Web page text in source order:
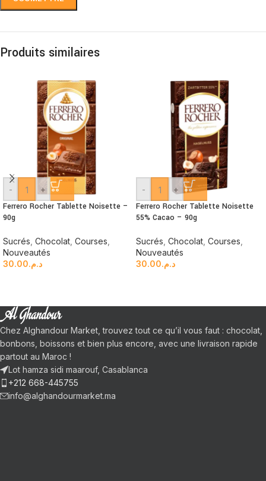
Produits similaires
- +
Ferrero Rocher Tablette Noisette –
90g
Sucrés Chocolat Courses
Nouveautés
د.م.30.00
- +
Ferrero Rocher Tablette Noisette
55% Cacao – 90g
Sucrés Chocolat Courses
Nouveautés
د.م.30.00
Chez Alghandour Market, trouvez tout ce qu’il vous faut : chocolat,
bonbons, boissons et bien plus encore, avec une livraison rapide
partout au Maroc !
Lot hamza sidi maarouf, Casablanca
+212 668-445755
info@alghandourmarket.ma